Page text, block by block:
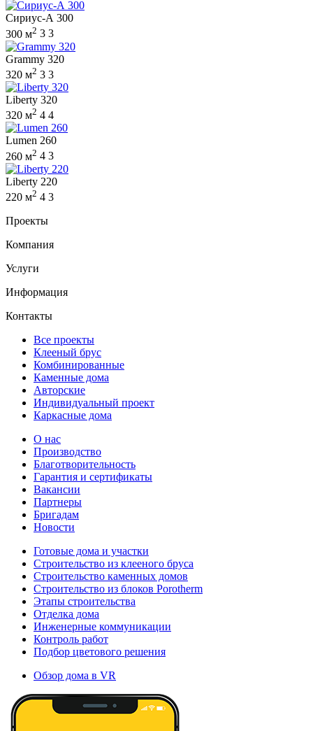
Сириус-А 300
300 м2 3 3
Grammy 320
320 м2 3 3
Liberty 320
320 м2 4 4
Lumen 260
260 м2 4 3
Liberty 220
220 м2 4 3
Проекты
Компания
Услуги
Информация
Контакты
Все проекты
Клееный брус
Комбинированные
Каменные дома
Авторские
Индивидуальный проект
Каркасные дома
О нас
Производство
Благотворительность
Гарантия и сертификаты
Вакансии
Партнеры
Бригадам
Новости
Готовые дома и участки
Строительство из клееного бруса
Строительство каменных домов
Строительство из блоков Porotherm
Этапы строительства
Отделка дома
Инженерные коммуникации
Контроль работ
Подбор цветового решения
Обзор дома в VR